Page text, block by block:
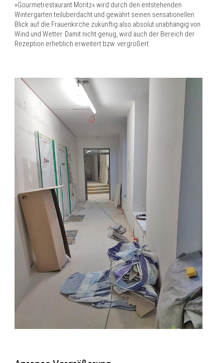
»Gourmetrestaurant Moritz« wird durch den entstehenden
Wintergarten teilüberdacht und gewährt seinen sensationellen
Blick auf die Frauenkirche zukünftig also absolut unabhängig von
Wind und Wetter. Damit nicht genug, wird auch der Bereich der
Rezeption erheblich erweitert bzw. vergrößert.